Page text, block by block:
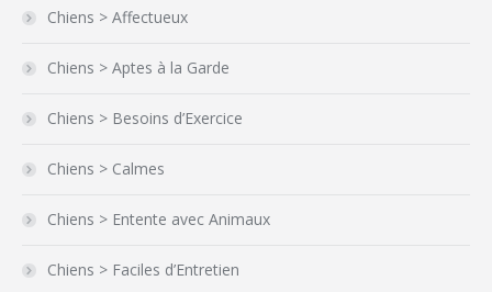
Chiens > Affectueux
Chiens > Aptes à la Garde
Chiens > Besoins d’Exercice
Chiens > Calmes
Chiens > Entente avec Animaux
Chiens > Faciles d’Entretien